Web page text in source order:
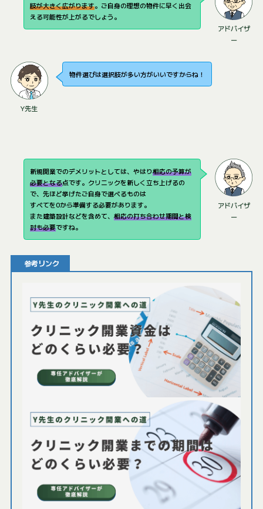
アドバイザ
ー
肢が大きく広がります。ご自身の理想の物件に早く出会
える可能性が上がるでしょう。
Y先生
物件選びは選択肢が多い方がいいですからね！
アドバイザ
ー
新規開業でのデメリットとしては、やはり相応の予算が
必要となる点です。クリニックを新しく立ち上げるの
で、先ほど挙げたご自身で選べるものは
すべてを0から準備する必要があります。
また建築設計などを含めて、相応の打ち合わせ期間と検
討も必要ですね。
参考リンク